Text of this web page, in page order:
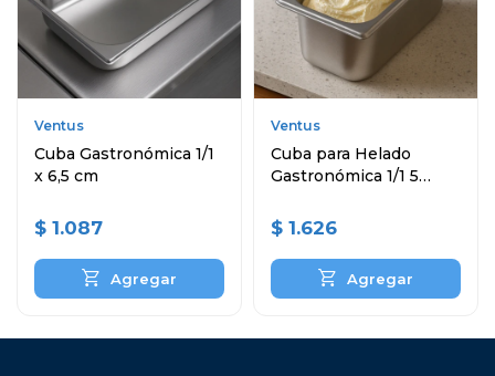
Ventus
Cuba Gastronómica 1/1
x 6,5 cm
$ 1.087
Ventus
Cuba para Helado
Gastronómica 1/1 5
$ 1.626